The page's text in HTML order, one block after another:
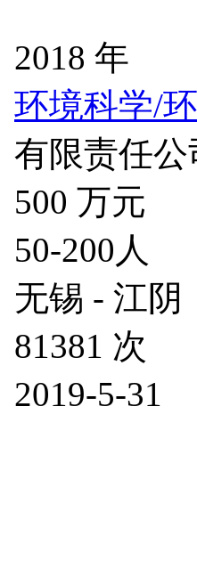
2018 年
环境科学/
有限责任公
500 万元
50-200人
无锡 - 江阴
81381 次
2019-5-31